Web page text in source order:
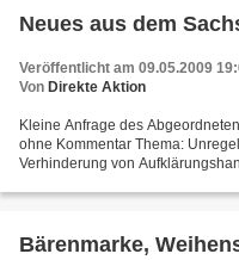
Neues aus dem
Veröffentlicht am 09.05.2009
Von Direkte Aktion
Kleine Anfrage des
ohne Kommentar Thema:
Verhinderung von
Bärenmarke,